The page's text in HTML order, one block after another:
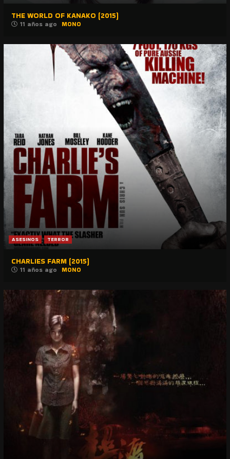
THE WORLD OF KANAKO (2015)
11 años ago MONO
ASESINOS TERROR
CHARLIES FARM (2015)
11 años ago MONO